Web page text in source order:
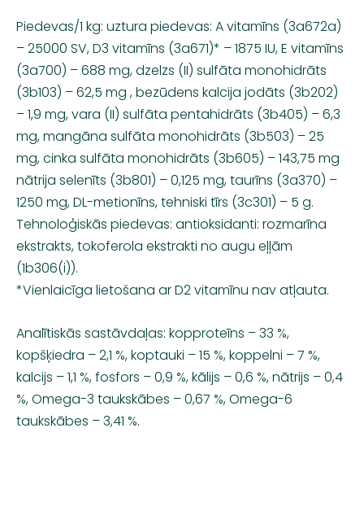
Piedevas/1 kg: uztura piedevas: A vitamīns (3a672a)
– 25000 SV, D3 vitamīns (3a671)* – 1875 IU, E vitamīns
(3a700) – 688 mg, dzelzs (II) sulfāta monohidrāts
(3b103) – 62,5 mg , bezūdens kalcija jodāts (3b202)
– 1,9 mg, vara (II) sulfāta pentahidrāts (3b405) – 6,3
mg, mangāna sulfāta monohidrāts (3b503) – 25
mg, cinka sulfāta monohidrāts (3b605) – 143,75 mg
nātrija selenīts (3b801) – 0,125 mg, taurīns (3a370) –
1250 mg, DL-metionīns, tehniski tīrs (3c301) – 5 g.
Tehnoloģiskās piedevas: antioksidanti: rozmarīna
ekstrakts, tokoferola ekstrakti no augu eļļām
(1b306(i)).
*Vienlaicīga lietošana ar D2 vitamīnu nav atļauta.
Analītiskās sastāvdaļas: kopproteīns – 33 %,
kopšķiedra – 2,1 %, koptauki – 15 %, koppelni – 7 %,
kalcijs – 1,1 %, fosfors – 0,9 %, kālijs – 0,6 %, nātrijs – 0,4
%, Omega-3 taukskābes – 0,67 %, Omega-6
taukskābes – 3,41 %.